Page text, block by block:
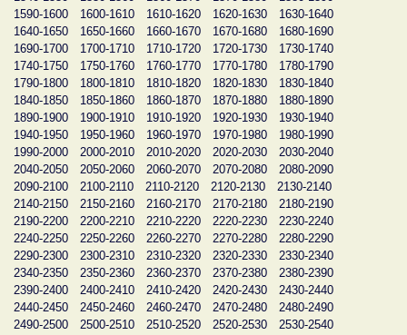
1590-1600
1600-1610 1610-1620 1620-1630
1630-1640
1640-1650
1650-1660 1660-1670 1670-1680
1680-1690
1690-1700
1700-1710 1710-1720 1720-1730
1730-1740
1740-1750
1750-1760 1760-1770 1770-1780
1780-1790
1790-1800
1800-1810 1810-1820 1820-1830
1830-1840
1840-1850
1850-1860 1860-1870 1870-1880
1880-1890
1890-1900
1900-1910 1910-1920 1920-1930
1930-1940
1940-1950
1950-1960 1960-1970 1970-1980
1980-1990
1990-2000
2000-2010 2010-2020 2020-2030
2030-2040
2040-2050
2050-2060 2060-2070 2070-2080
2080-2090
2090-2100
2100-2110 2110-2120 2120-2130
2130-2140
2140-2150
2150-2160 2160-2170 2170-2180
2180-2190
2190-2200
2200-2210 2210-2220 2220-2230
2230-2240
2240-2250
2250-2260 2260-2270 2270-2280
2280-2290
2290-2300
2300-2310 2310-2320 2320-2330
2330-2340
2340-2350
2350-2360 2360-2370 2370-2380
2380-2390
2390-2400
2400-2410 2410-2420 2420-2430
2430-2440
2440-2450
2450-2460 2460-2470 2470-2480
2480-2490
2490-2500
2500-2510 2510-2520 2520-2530
2530-2540